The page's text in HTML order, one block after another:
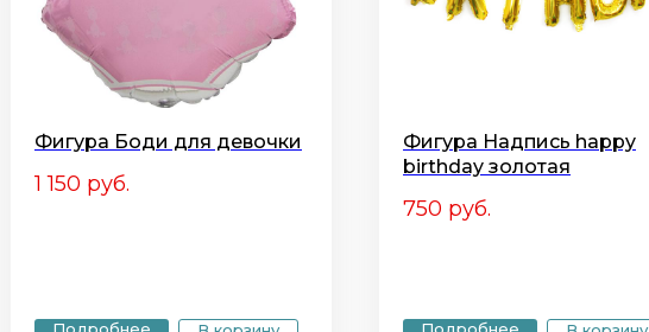
Фигура Боди для девочки
1 150 руб.
Фигура Надпись happy
birthday золотая
750 руб.